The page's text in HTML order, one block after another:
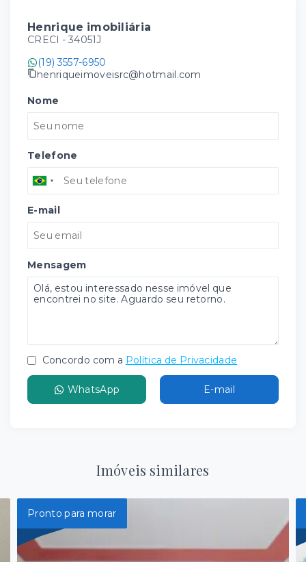
Henrique imobiliária
CRECI - 34051J
(19) 3557-6950
henriqueimoveisrc@hotmail.com
Nome
Telefone
E-mail
Mensagem
Concordo com a Política de Privacidade
WhatsApp E-mail
Imóveis similares
Pronto para morar